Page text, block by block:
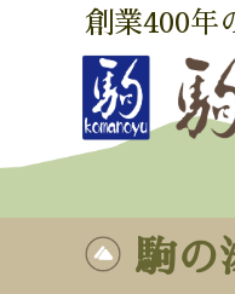
創業400年
駒の